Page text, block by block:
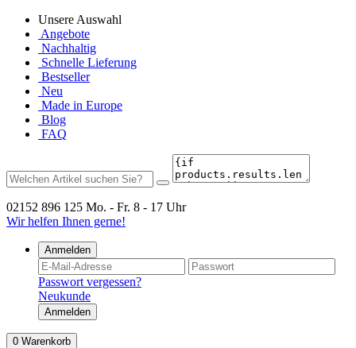
Unsere Auswahl
Angebote
Nachhaltig
Schnelle Lieferung
Bestseller
Neu
Made in Europe
Blog
FAQ
02152 896 125 Mo. - Fr. 8 - 17 Uhr
Wir helfen Ihnen gerne!
Anmelden
Passwort vergessen?
Neukunde
Anmelden
0 Warenkorb